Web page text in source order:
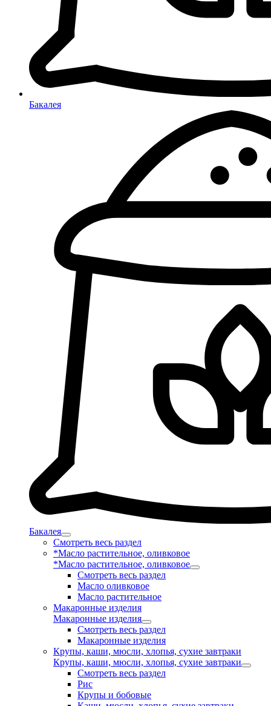
Бакалея
Бакалея
Смотреть весь раздел
*Масло растительное, оливковое
*Масло растительное, оливковое
Смотреть весь раздел
Масло оливковое
Масло растительное
Макаронные изделия
Макаронные изделия
Смотреть весь раздел
Макаронные изделия
Крупы, каши, мюсли, хлопья, сухие завтраки
Крупы, каши, мюсли, хлопья, сухие завтраки
Смотреть весь раздел
Рис
Крупы и бобовые